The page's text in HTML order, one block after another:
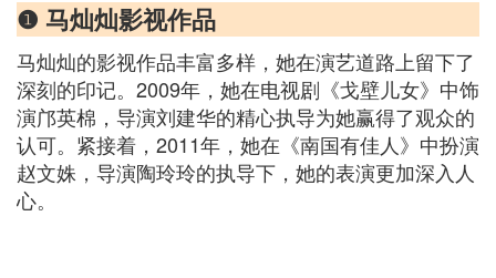
❶ 马灿灿影视作品
马灿灿的影视作品丰富多样，她在演艺道路上留下了
深刻的印记。2009年，她在电视剧《戈壁儿女》中饰
演邝英棉，导演刘建华的精心执导为她赢得了观众的
认可。紧接着，2011年，她在《南国有佳人》中扮演
赵文姝，导演陶玲玲的执导下，她的表演更加深入人
心。